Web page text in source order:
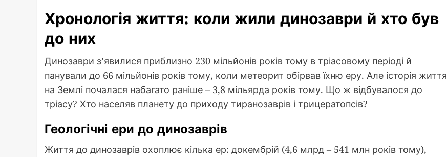
Хронологія життя: коли жили динозаври й хто був
до них
Динозаври з’явилися приблизно 230 мільйонів років тому в тріасовому періоді й
панували до 66 мільйонів років тому, коли метеорит обірвав їхню еру. Але історія життя
на Землі почалася набагато раніше – 3,8 мільярда років тому. Що ж відбувалося до
тріасу? Хто населяв планету до приходу тиранозаврів і трицератопсів?
Геологічні ери до динозаврів
Життя до динозаврів охоплює кілька ер: докембрій (4,6 млрд – 541 млн років тому),